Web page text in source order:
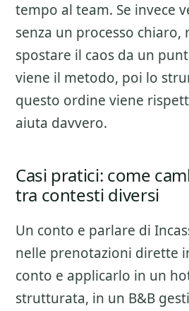
tempo al team. Se invece
senza un processo chiaro,
spostare il caos da un
viene il metodo, poi lo
questo ordine viene
aiuta davvero.
Casi pratici: come
tra contesti diversi
Un conto e parlare di
nelle prenotazioni dirette
conto e applicarlo in un
strutturata, in un B&B